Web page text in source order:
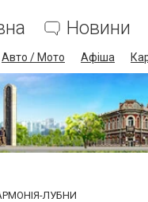
Новини
Авто / Мото Афіша
ЛУБНИ